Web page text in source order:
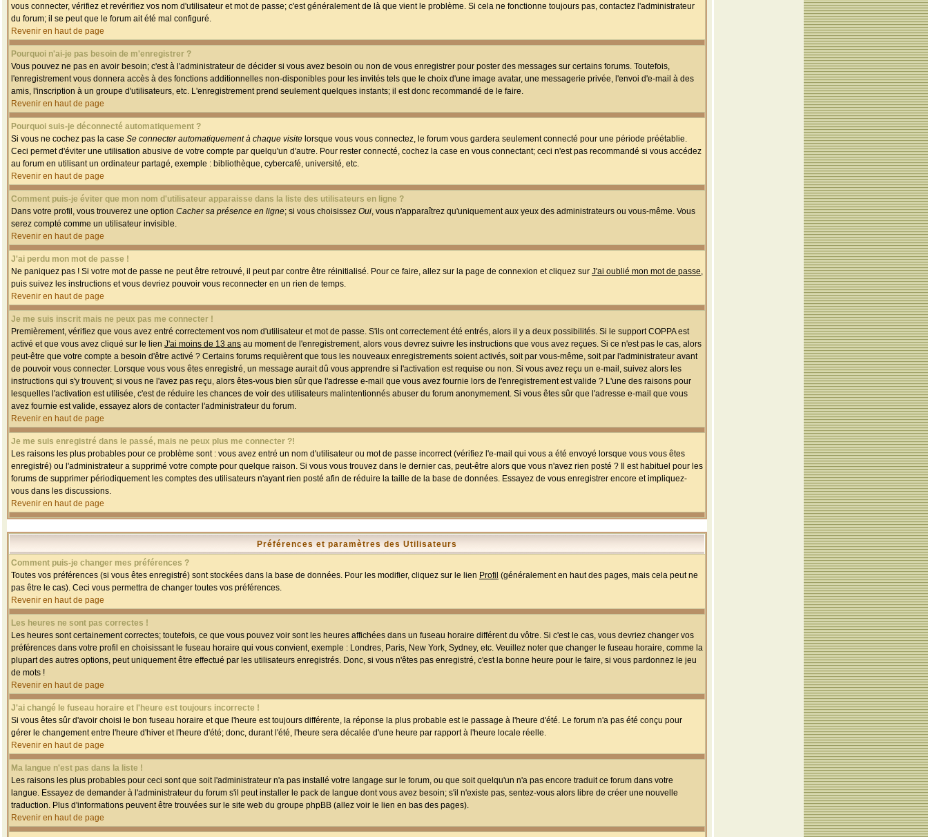
vous connecter, vérifiez et revérifiez vos nom d'utilisateur et mot de passe; c'est généralement de là que vient le problème. Si cela ne fonctionne toujours pas, contactez l'administrateur
du forum; il se peut que le forum ait été mal configuré.
Revenir en haut de page
Pourquoi n'ai-je pas besoin de m'enregistrer ?
Vous pouvez ne pas en avoir besoin; c'est à l'administrateur de décider si vous avez besoin ou non de vous enregistrer pour poster des messages sur certains forums. Toutefois,
l'enregistrement vous donnera accès à des fonctions additionnelles non-disponibles pour les invités tels que le choix d'une image avatar, une messagerie privée, l'envoi d'e-mail à des
amis, l'inscription à un groupe d'utilisateurs, etc. L'enregistrement prend seulement quelques instants; il est donc recommandé de le faire.
Revenir en haut de page
Pourquoi suis-je déconnecté automatiquement ?
Si vous ne cochez pas la case Se connecter automatiquement à chaque visite lorsque vous vous connectez, le forum vous gardera seulement connecté pour une période préétablie.
Ceci permet d'éviter une utilisation abusive de votre compte par quelqu'un d'autre. Pour rester connecté, cochez la case en vous connectant; ceci n'est pas recommandé si vous accédez
au forum en utilisant un ordinateur partagé, exemple : bibliothèque, cybercafé, université, etc.
Revenir en haut de page
Comment puis-je éviter que mon nom d'utilisateur apparaisse dans la liste des utilisateurs en ligne ?
Dans votre profil, vous trouverez une option Cacher sa présence en ligne; si vous choisissez Oui, vous n'apparaîtrez qu'uniquement aux yeux des administrateurs ou vous-même. Vous
serez compté comme un utilisateur invisible.
Revenir en haut de page
J'ai perdu mon mot de passe !
Ne paniquez pas ! Si votre mot de passe ne peut être retrouvé, il peut par contre être réinitialisé. Pour ce faire, allez sur la page de connexion et cliquez sur J'ai oublié mon mot de passe,
puis suivez les instructions et vous devriez pouvoir vous reconnecter en un rien de temps.
Revenir en haut de page
Je me suis inscrit mais ne peux pas me connecter !
Premièrement, vérifiez que vous avez entré correctement vos nom d'utilisateur et mot de passe. S'ils ont correctement été entrés, alors il y a deux possibilités. Si le support COPPA est
activé et que vous avez cliqué sur le lien J'ai moins de 13 ans au moment de l'enregistrement, alors vous devrez suivre les instructions que vous avez reçues. Si ce n'est pas le cas, alors
peut-être que votre compte a besoin d'être activé ? Certains forums requièrent que tous les nouveaux enregistrements soient activés, soit par vous-même, soit par l'administrateur avant
de pouvoir vous connecter. Lorsque vous vous êtes enregistré, un message aurait dû vous apprendre si l'activation est requise ou non. Si vous avez reçu un e-mail, suivez alors les
instructions qui s'y trouvent; si vous ne l'avez pas reçu, alors êtes-vous bien sûr que l'adresse e-mail que vous avez fournie lors de l'enregistrement est valide ? L'une des raisons pour
lesquelles l'activation est utilisée, c'est de réduire les chances de voir des utilisateurs malintentionnés abuser du forum anonymement. Si vous êtes sûr que l'adresse e-mail que vous
avez fournie est valide, essayez alors de contacter l'administrateur du forum.
Revenir en haut de page
Je me suis enregistré dans le passé, mais ne peux plus me connecter ?!
Les raisons les plus probables pour ce problème sont : vous avez entré un nom d'utilisateur ou mot de passe incorrect (vérifiez l'e-mail qui vous a été envoyé lorsque vous vous êtes
enregistré) ou l'administrateur a supprimé votre compte pour quelque raison. Si vous vous trouvez dans le dernier cas, peut-être alors que vous n'avez rien posté ? Il est habituel pour les
forums de supprimer périodiquement les comptes des utilisateurs n'ayant rien posté afin de réduire la taille de la base de données. Essayez de vous enregistrer encore et impliquez-
vous dans les discussions.
Revenir en haut de page
Préférences et paramètres des Utilisateurs
Comment puis-je changer mes préférences ?
Toutes vos préférences (si vous êtes enregistré) sont stockées dans la base de données. Pour les modifier, cliquez sur le lien Profil (généralement en haut des pages, mais cela peut ne
pas être le cas). Ceci vous permettra de changer toutes vos préférences.
Revenir en haut de page
Les heures ne sont pas correctes !
Les heures sont certainement correctes; toutefois, ce que vous pouvez voir sont les heures affichées dans un fuseau horaire différent du vôtre. Si c'est le cas, vous devriez changer vos
préférences dans votre profil en choisissant le fuseau horaire qui vous convient, exemple : Londres, Paris, New York, Sydney, etc. Veuillez noter que changer le fuseau horaire, comme la
plupart des autres options, peut uniquement être effectué par les utilisateurs enregistrés. Donc, si vous n'êtes pas enregistré, c'est la bonne heure pour le faire, si vous pardonnez le jeu
de mots !
Revenir en haut de page
J'ai changé le fuseau horaire et l'heure est toujours incorrecte !
Si vous êtes sûr d'avoir choisi le bon fuseau horaire et que l'heure est toujours différente, la réponse la plus probable est le passage à l'heure d'été. Le forum n'a pas été conçu pour
gérer le changement entre l'heure d'hiver et l'heure d'été; donc, durant l'été, l'heure sera décalée d'une heure par rapport à l'heure locale réelle.
Revenir en haut de page
Ma langue n'est pas dans la liste !
Les raisons les plus probables pour ceci sont que soit l'administrateur n'a pas installé votre langage sur le forum, ou que soit quelqu'un n'a pas encore traduit ce forum dans votre
langue. Essayez de demander à l'administrateur du forum s'il peut installer le pack de langue dont vous avez besoin; s'il n'existe pas, sentez-vous alors libre de créer une nouvelle
traduction. Plus d'informations peuvent être trouvées sur le site web du groupe phpBB (allez voir le lien en bas des pages).
Revenir en haut de page